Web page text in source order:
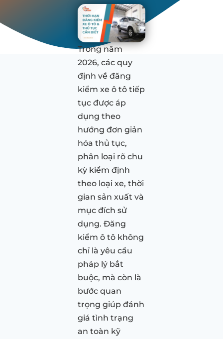
Trong năm
2026, các quy
định về đăng
kiểm xe ô tô tiếp
tục được áp
dụng theo
hướng đơn giản
hóa thủ tục,
phân loại rõ chu
kỳ kiểm định
theo loại xe, thời
gian sản xuất và
mục đích sử
dụng. Đăng
kiểm ô tô không
chỉ là yêu cầu
pháp lý bắt
buộc, mà còn là
bước quan
trọng giúp đánh
giá tình trạng
an toàn kỹ